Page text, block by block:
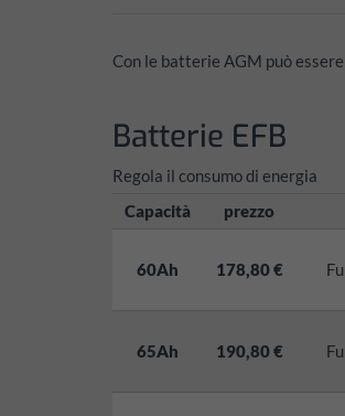
Con le batterie AGM può
Batterie EFB
Regola il consumo di energia
Capacità
prezzo
60Ah 178,80 €
65Ah 190,80 €